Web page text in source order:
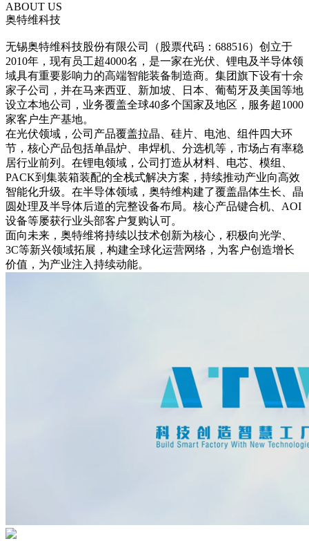
ABOUT US
奥特维科技
无锡奥特维科技股份有限公司（股票代码：688516）创立于
2010年，现有员工超4000名，是一家在光伏、锂电及半导体领
域具有重要影响力的高端智能装备制造商。集团旗下设有十余
家子公司，并在马来西亚、新加坡、日本、葡萄牙及美国等地
设立本地公司，业务覆盖全球40多个国家及地区，服务超1000
家客户生产基地。
在光伏领域，公司产品覆盖拉晶、硅片、电池、组件四大环
节，核心产品包括单晶炉、串焊机、分选机等，市场占有率稳
居行业前列。在锂电领域，公司打造从材料、电芯、模组、
PACK到集装箱装配的全栈式解决方案，持续推动产业向高效
智能化升级。在半导体领域，奥特维构建了覆盖晶体生长、晶
圆处理及半导体后道的完整设备布局。核心产品键合机、AOI
设备等屡获行业头部客户复购认可。
面向未来，奥特维将持续以技术创新为核心，积极向光学、
3C等新兴领域拓展，构建全球化运营网络，为客户创造增长
价值，为产业注入持续动能。